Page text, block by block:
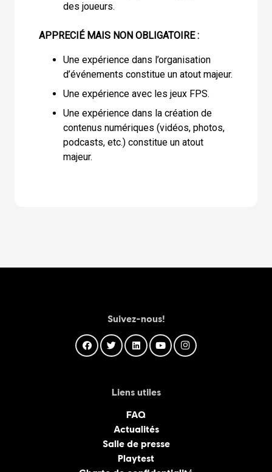
des joueurs.
APPRECIÉ MAIS NON OBLIGATOIRE :
Une expérience dans l’organisation
d’événements constitue un atout majeur.
Une expérience avec les jeux FPS.
Une expérience dans la création de
contenus numériques (vidéos, photos,
podcasts, etc.) constitue un atout
majeur.
Suivez-nous!
Liens utiles
FAQ
Actualités
Salle de presse
Playtest